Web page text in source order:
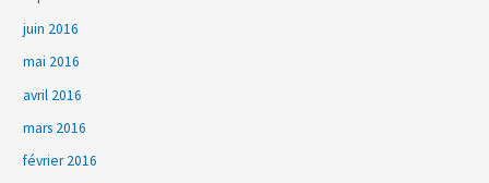
juin 2016
mai 2016
avril 2016
mars 2016
février 2016